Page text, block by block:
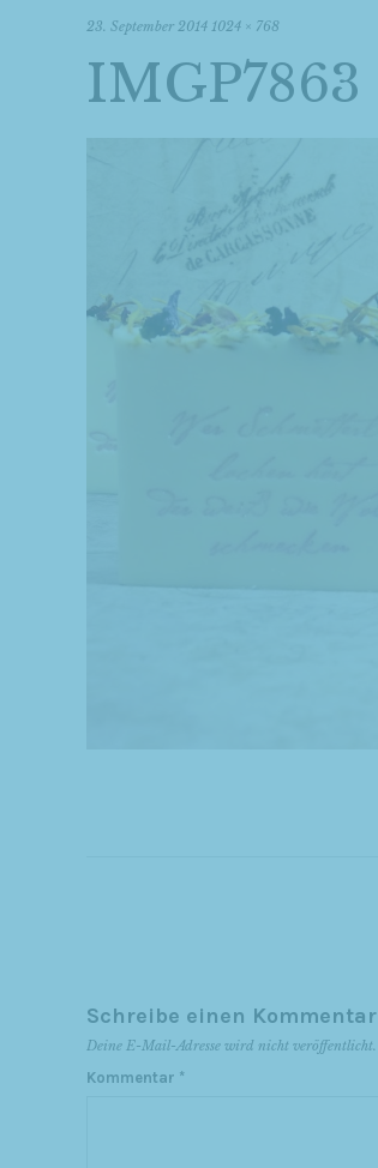
23. September 2014 1024 × 768
IMGP7863
Schreibe einen Kommentar
Deine E-Mail-Adresse wird nicht veröffentlicht.
Kommentar *